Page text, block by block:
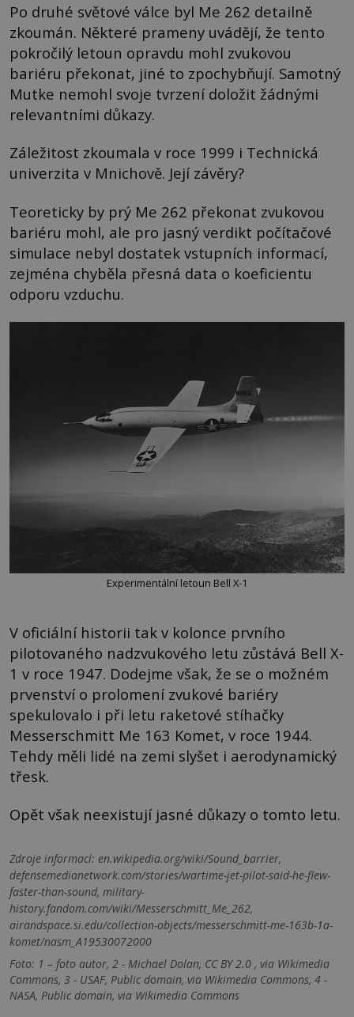
Po druhé světové válce byl Me 262 detailně
zkoumán. Některé prameny uvádějí, že tento
pokročilý letoun opravdu mohl zvukovou
bariéru překonat, jiné to zpochybňují. Samotný
Mutke nemohl svoje tvrzení doložit žádnými
relevantními důkazy.
Záležitost zkoumala v roce 1999 i Technická
univerzita v Mnichově. Její závěry?
Teoreticky by prý Me 262 překonat zvukovou
bariéru mohl, ale pro jasný verdikt počítačové
simulace nebyl dostatek vstupních informací,
zejména chyběla přesná data o koeficientu
odporu vzduchu.
Experimentální letoun Bell X-1
V oficiální historii tak v kolonce prvního
pilotovaného nadzvukového letu zůstává Bell X-
1 v roce 1947. Dodejme však, že se o možném
prvenství o prolomení zvukové bariéry
spekulovalo i při letu raketové stíhačky
Messerschmitt Me 163 Komet, v roce 1944.
Tehdy měli lidé na zemi slyšet i aerodynamický
třesk.
Opět však neexistují jasné důkazy o tomto letu.
Zdroje informací: en.wikipedia.org/wiki/Sound_barrier,
defensemedianetwork.com/stories/wartime-jet-pilot-said-he-flew-
faster-than-sound, military-
history.fandom.com/wiki/Messerschmitt_Me_262,
airandspace.si.edu/collection-objects/messerschmitt-me-163b-1a-
komet/nasm_A19530072000
Foto: 1 – foto autor, 2 - Michael Dolan, CC BY 2.0 , via Wikimedia
Commons, 3 - USAF, Public domain, via Wikimedia Commons, 4 -
NASA, Public domain, via Wikimedia Commons